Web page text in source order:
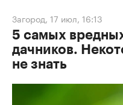
Загород, 17 июл, 16:13
5 самых
дачников.
не знать